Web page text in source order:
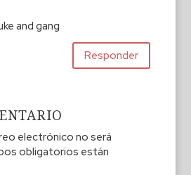
and gang
Responder
electrónico no será
obligatorios están